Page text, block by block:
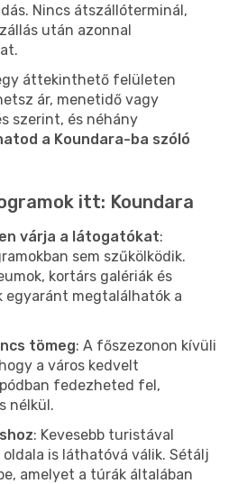
Nincs átszállóterminál,
után azonnal
áttekinthető felületen
ár, menetidő vagy
szerint, és néhány
a Koundara-ba szóló
itt: Koundara
várja a látogatókat:
sem szűkölködik.
kortárs galériák és
egyaránt megtalálhatók a
tömeg: A főszezonon kívüli
a város kedvelt
fedezheted fel,
nélkül.
: Kevesebb turistával
is láthatóvá válik. Sétálj
amelyet a túrák általában